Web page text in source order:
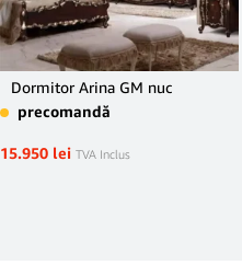
Dormitor Arina GM nuc
precomandă
15.950 lei TVA Inclus